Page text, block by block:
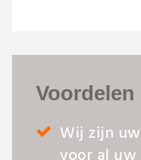
Voordelen
Wij zijn
voor al uw